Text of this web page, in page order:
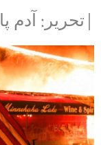
|تحریر: آدم